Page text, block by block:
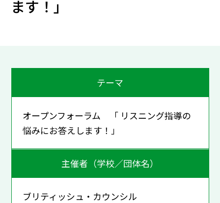
ます！」
テーマ
オープンフォーラム 「 リスニング指導の
悩みにお答えします！」
主催者（学校／団体名）
ブリティッシュ・カウンシル